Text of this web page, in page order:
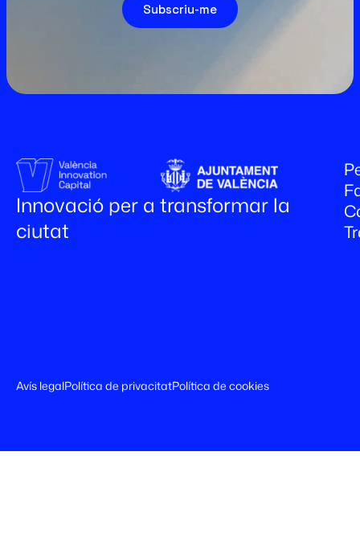
Subscriu-me
Innovació per a transformar la
ciutat
Avís legalPolítica de privacitatPolítica de cookies